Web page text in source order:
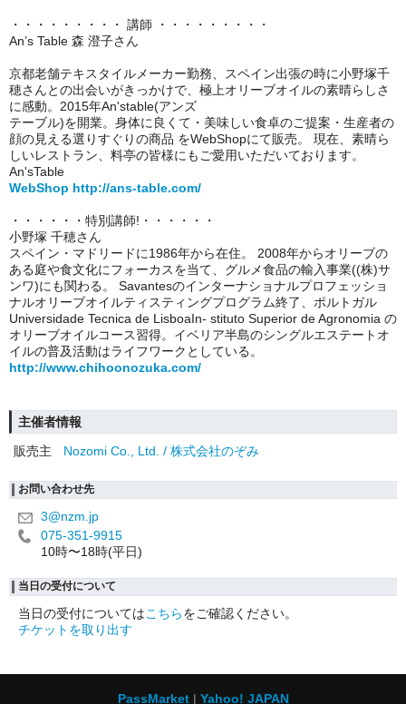
・・・・・・・・・ 講師 ・・・・・・・・・
An’s Table 森 澄子さん
京都老舗テキスタイルメーカー勤務、スペイン出張の時に小野塚千
穂さんとの出会いがきっかけで、極上オリーブオイルの素晴らしさ
に感動。2015年An'stable(アンズ
テーブル)を開業。身体に良くて・美味しい食卓のご提案・生産者の
顔の見える選りすぐりの商品 をWebShopにて販売。 現在、素晴ら
しいレストラン、料亭の皆様にもご愛用いただいております。
An'sTable
WebShop http://ans-table.com/
・・・・・・特別講師!・・・・・・
小野塚 千穂さん
スペイン・マドリードに1986年から在住。 2008年からオリーブの
ある庭や食文化にフォーカスを当て、グルメ食品の輸入事業((株)サ
ンワ)にも関わる。 Savantesのインターナショナルプロフェッショ
ナルオリーブオイルティスティングプログラム終了、ポルトガル
Universidade Tecnica de LisboaIn- stituto Superior de Agronomia の
オリーブオイルコース習得。イベリア半島のシングルエステートオ
イルの普及活動はライフワークとしている。
http://www.chihoonozuka.com/
主催者情報
販売主
Nozomi Co., Ltd. / 株式会社のぞみ
お問い合わせ先
3@nzm.jp
075-351-9915
10時〜18時(平日)
当日の受付について
当日の受付についてはこちらをご確認ください。
チケットを取り出す
PassMarket Yahoo! JAPAN